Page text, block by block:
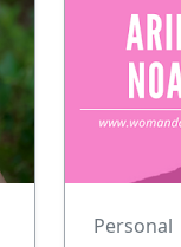
Personal